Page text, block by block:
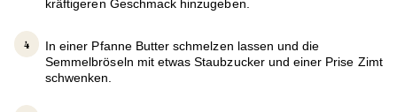
kräftigeren Geschmack hinzugeben.
In einer Pfanne Butter schmelzen lassen und die
Semmelbröseln mit etwas Staubzucker und einer Prise Zimt
schwenken.